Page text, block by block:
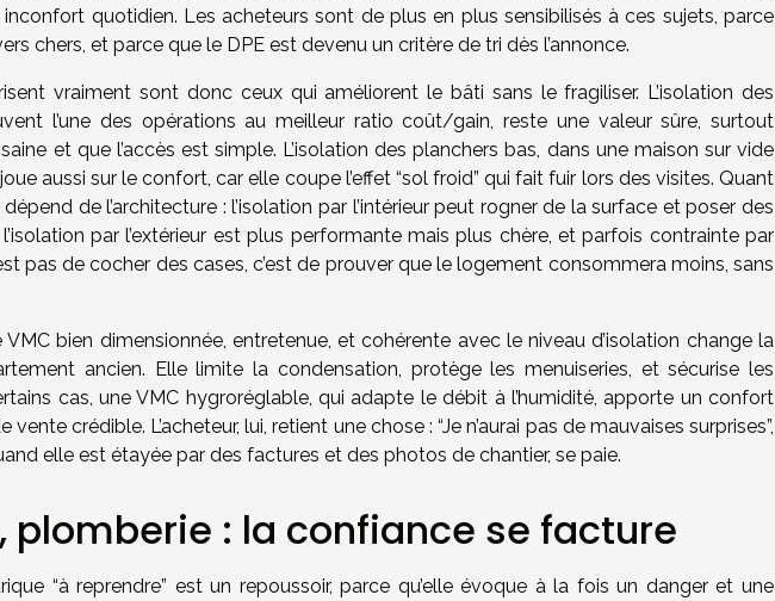
inconfort quotidien. Les acheteurs sont de plus en plus sensibilisés à ces sujets, parce
chers, et parce que le DPE est devenu un critère de tri dès l’annonce.
vraiment sont donc ceux qui améliorent le bâti sans le fragiliser. L’isolation des
l’une des opérations au meilleur ratio coût/gain, reste une valeur sûre, surtout
et que l’accès est simple. L’isolation des planchers bas, dans une maison sur vide
aussi sur le confort, car elle coupe l’effet “sol froid” qui fait fuir lors des visites. Quant
de l’architecture : l’isolation par l’intérieur peut rogner de la surface et poser des
l’isolation par l’extérieur est plus performante mais plus chère, et parfois contrainte par
pas de cocher des cases, c’est de prouver que le logement consommera moins, sans
bien dimensionnée, entretenue, et cohérente avec le niveau d’isolation change la
ancien. Elle limite la condensation, protège les menuiseries, et sécurise les
cas, une VMC hygroréglable, qui adapte le débit à l’humidité, apporte un confort
crédible. L’acheteur, lui, retient une chose : “Je n’aurai pas de mauvaises surprises”,
elle est étayée par des factures et des photos de chantier, se paie.
plomberie : la confiance se facture
“à reprendre” est un repoussoir, parce qu’elle évoque à la fois un danger et une